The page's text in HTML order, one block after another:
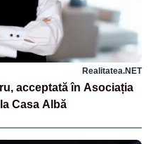
Realitatea.NET
acceptată în Asociația
Casa Albă